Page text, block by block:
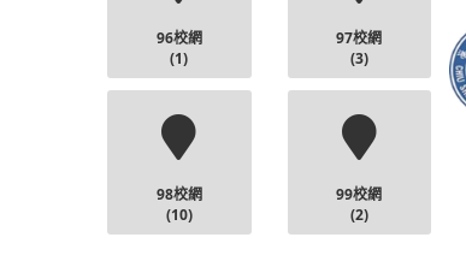
96校網
(1)
97校網
(3)
98校網
(10)
99校網
(2)